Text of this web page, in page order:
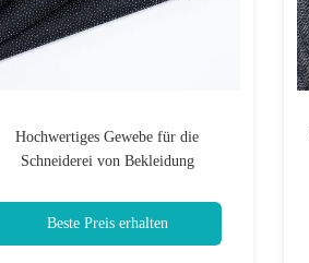
Hochwertiges Gewebe für die
Schneiderei von Bekleidung
Beste Preis erhalten